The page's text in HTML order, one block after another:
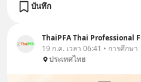
บันทึก
19 ก.ค. เวลา 06:41 • การศึกษา
ประเทศไทย